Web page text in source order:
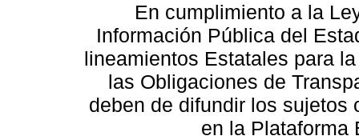
En cumplimiento a la
Información Pública del
lineamientos Estatales para
las Obligaciones de
deben de difundir los sujetos
en la Plataforma